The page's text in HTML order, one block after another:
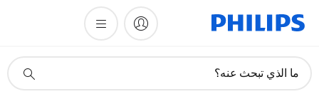
دعم
ما الذي تبحث عنه؟